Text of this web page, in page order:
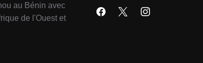
au Bénin avec
de l'Ouest et